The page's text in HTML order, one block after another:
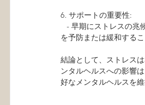
6. サポートの重要性:
を予防または緩和する
結論として、ストレス
ンタルヘルスへの影響
好なメンタルヘルスを